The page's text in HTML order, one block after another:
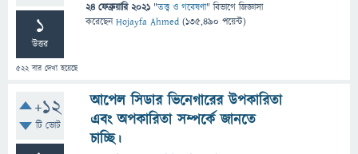
1
উত্তর
522বার দেখা হয়েছে
24 ফেব্রুয়ারি 2021 "তত্ত্ব ও গবেষণা" বিভাগে জিজ্ঞাসা
করেছেনHojayfa Ahmed (135,490 পয়েন্ট)
+12
টি ভোট
আপেল সিডার ভিনেগারের উপকারিতা
এবং অপকারিতা সম্পর্কে জানতে
চাচ্ছি।